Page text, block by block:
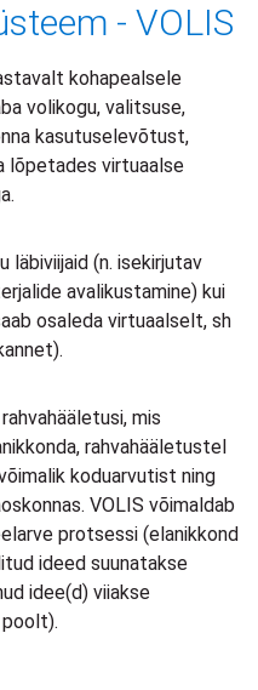
- VOLIS
kohapealsele
volikogu, valitsuse,
kasutuselevõtust,
lõpetades virtuaalse
läbiviijaid (n. isekirjutav
avalikustamine) kui
osaleda virtuaalselt, sh
mis
rahvahääletustel
koduarvutist ning
VOLIS võimaldab
protsessi (elanikkond
ideed suunatakse
idee(d) viiakse